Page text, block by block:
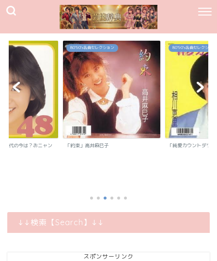
代の今は？おニャン
80`90's名曲セレクション
「約束」高井麻巳子
80`90's名曲セレクション
「純愛カウントダウン
↓↓検索【Search】↓↓
スポンサーリンク